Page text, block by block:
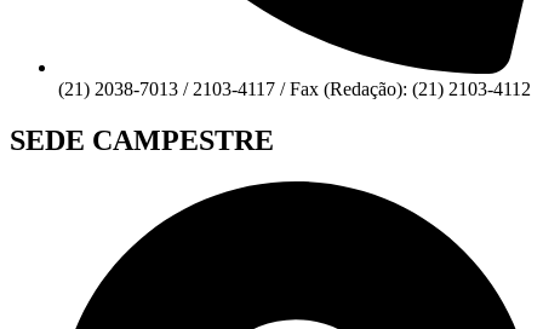
(21) 2038-7013 / 2103-4117 / Fax (Redação): (21) 2103-4112
SEDE CAMPESTRE